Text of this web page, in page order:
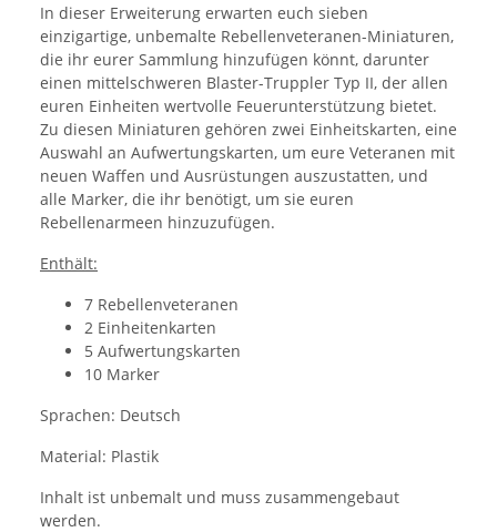
In dieser Erweiterung erwarten euch sieben
einzigartige, unbemalte Rebellenveteranen-Miniaturen,
die ihr eurer Sammlung hinzufügen könnt, darunter
einen mittelschweren Blaster-Truppler Typ II, der allen
euren Einheiten wertvolle Feuerunterstützung bietet.
Zu diesen Miniaturen gehören zwei Einheitskarten, eine
Auswahl an Aufwertungskarten, um eure Veteranen mit
neuen Waffen und Ausrüstungen auszustatten, und
alle Marker, die ihr benötigt, um sie euren
Rebellenarmeen hinzuzufügen.
Enthält:
7 Rebellenveteranen
2 Einheitenkarten
5 Aufwertungskarten
10 Marker
Sprachen: Deutsch
Material: Plastik
Inhalt ist unbemalt und muss zusammengebaut
werden.